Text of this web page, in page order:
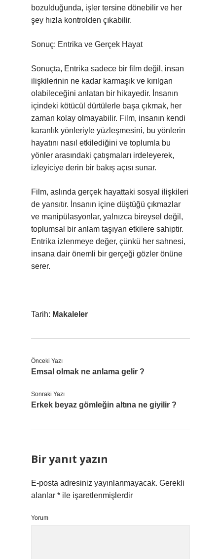
bozulduğunda, işler tersine dönebilir ve her
şey hızla kontrolden çıkabilir.
Sonuç: Entrika ve Gerçek Hayat
Sonuçta, Entrika sadece bir film değil, insan
ilişkilerinin ne kadar karmaşık ve kırılgan
olabileceğini anlatan bir hikayedir. İnsanın
içindeki kötücül dürtülerle başa çıkmak, her
zaman kolay olmayabilir. Film, insanın kendi
karanlık yönleriyle yüzleşmesini, bu yönlerin
hayatını nasıl etkilediğini ve toplumla bu
yönler arasındaki çatışmaları irdeleyerek,
izleyiciye derin bir bakış açısı sunar.
Film, aslında gerçek hayattaki sosyal ilişkileri
de yansıtır. İnsanın içine düştüğü çıkmazlar
ve manipülasyonlar, yalnızca bireysel değil,
toplumsal bir anlam taşıyan etkilere sahiptir.
Entrika izlenmeye değer, çünkü her sahnesi,
insana dair önemli bir gerçeği gözler önüne
serer.
Tarih: Makaleler
Önceki Yazı
Emsal olmak ne anlama gelir ?
Sonraki Yazı
Erkek beyaz gömleğin altına ne giyilir ?
Bir yanıt yazın
E-posta adresiniz yayınlanmayacak. Gerekli
alanlar * ile işaretlenmişlerdir
Yorum